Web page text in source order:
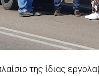
της ίδιας